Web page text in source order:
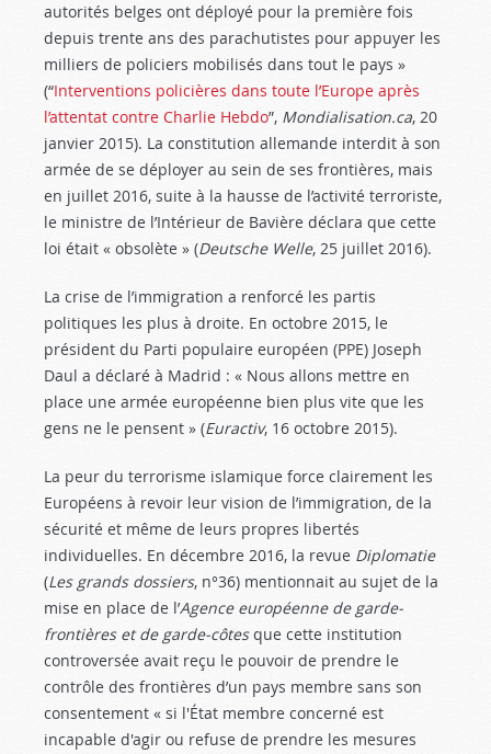
autorités belges ont déployé pour la première fois
depuis trente ans des parachutistes pour appuyer les
milliers de policiers mobilisés dans tout le pays »
(“Interventions policières dans toute l’Europe après
l’attentat contre Charlie Hebdo”, Mondialisation.ca, 20
janvier 2015). La constitution allemande interdit à son
armée de se déployer au sein de ses frontières, mais
en juillet 2016, suite à la hausse de l’activité terroriste,
le ministre de l’Intérieur de Bavière déclara que cette
loi était « obsolète » (Deutsche Welle, 25 juillet 2016).
La crise de l’immigration a renforcé les partis
politiques les plus à droite. En octobre 2015, le
président du Parti populaire européen (PPE) Joseph
Daul a déclaré à Madrid : « Nous allons mettre en
place une armée européenne bien plus vite que les
gens ne le pensent » (Euractiv, 16 octobre 2015).
La peur du terrorisme islamique force clairement les
Européens à revoir leur vision de l’immigration, de la
sécurité et même de leurs propres libertés
individuelles. En décembre 2016, la revue Diplomatie
(Les grands dossiers, n°36) mentionnait au sujet de la
mise en place de l’Agence européenne de garde-
frontières et de garde-côtesque cette institution
controversée avait reçu le pouvoir de prendre le
contrôle des frontières d’un pays membre sans son
consentement « si l'État membre concerné est
incapable d'agir ou refuse de prendre les mesures